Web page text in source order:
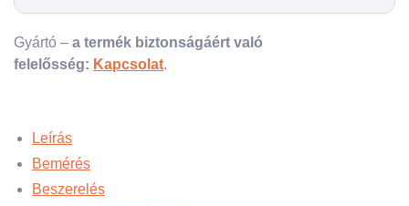
Gyártó – a termék biztonságáért való
felelősség: Kapcsolat.
Leírás
Bemérés
Beszerelés